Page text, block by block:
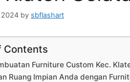
2024 by sbflashart
Contents
Furniture Custom Kec.
Ruang Impian Anda dengan